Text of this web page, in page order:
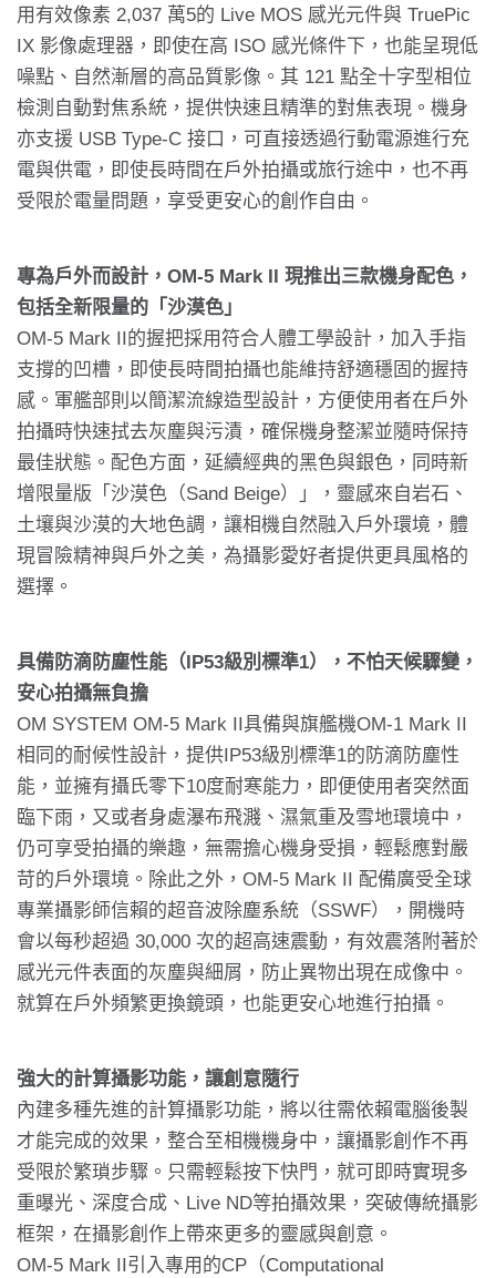
用有效像素 2,037 萬5的 Live MOS 感光元件與 TruePic
IX 影像處理器，即使在高 ISO 感光條件下，也能呈現低
噪點、自然漸層的高品質影像。其 121 點全十字型相位
檢測自動對焦系統，提供快速且精準的對焦表現。機身
亦支援 USB Type-C 接口，可直接透過行動電源進行充
電與供電，即使長時間在戶外拍攝或旅行途中，也不再
受限於電量問題，享受更安心的創作自由。
專為戶外而設計，OM-5 Mark II 現推出三款機身配色，
包括全新限量的「沙漠色」
OM-5 Mark II的握把採用符合人體工學設計，加入手指
支撐的凹槽，即使長時間拍攝也能維持舒適穩固的握持
感。軍艦部則以簡潔流線造型設計，方便使用者在戶外
拍攝時快速拭去灰塵與污漬，確保機身整潔並隨時保持
最佳狀態。配色方面，延續經典的黑色與銀色，同時新
增限量版「沙漠色（Sand Beige）」，靈感來自岩石、
土壤與沙漠的大地色調，讓相機自然融入戶外環境，體
現冒險精神與戶外之美，為攝影愛好者提供更具風格的
選擇。
具備防滴防塵性能（IP53級別標準1），不怕天候驟變，
安心拍攝無負擔
OM SYSTEM OM-5 Mark II具備與旗艦機OM-1 Mark II
相同的耐候性設計，提供IP53級別標準1的防滴防塵性
能，並擁有攝氏零下10度耐寒能力，即便使用者突然面
臨下雨，又或者身處瀑布飛濺、濕氣重及雪地環境中，
仍可享受拍攝的樂趣，無需擔心機身受損，輕鬆應對嚴
苛的戶外環境。除此之外，OM-5 Mark II 配備廣受全球
專業攝影師信賴的超音波除塵系統（SSWF），開機時
會以每秒超過 30,000 次的超高速震動，有效震落附著於
感光元件表面的灰塵與細屑，防止異物出現在成像中。
就算在戶外頻繁更換鏡頭，也能更安心地進行拍攝。
強大的計算攝影功能，讓創意隨行
內建多種先進的計算攝影功能，將以往需依賴電腦後製
才能完成的效果，整合至相機機身中，讓攝影創作不再
受限於繁瑣步驟。只需輕鬆按下快門，就可即時實現多
重曝光、深度合成、Live ND等拍攝效果，突破傳統攝影
框架，在攝影創作上帶來更多的靈感與創意。
OM-5 Mark II引入專用的CP（Computational